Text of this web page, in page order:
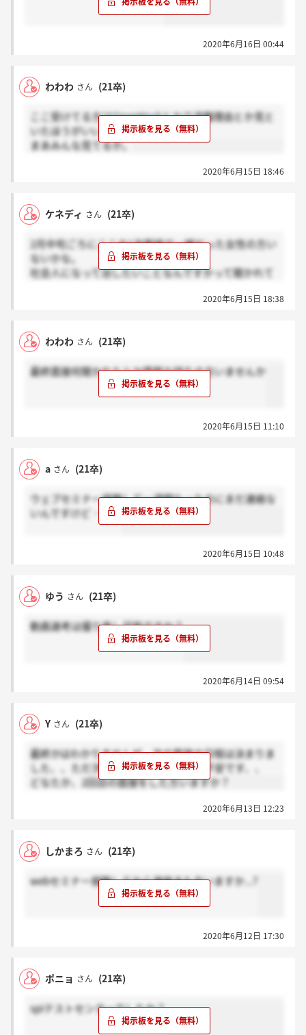
2020年6月16日 00:44
わわわ さん (21卒)
ここ受けてる方はOpenWorkとかで退職理由とか見と
いたほうがいいですよ。
まあみんな見てるか。
2020年6月15日 18:46
ケネディ さん (21卒)
2月中旬ごろにここの1次面接で一緒だった女性の方い
ないかな。
社会人になって治したいことなんですかって聞かれて
あの時は面接中にも関わらず笑わせてしまい申し訳な
2020年6月15日 18:38
わわわ さん (21卒)
最終面接何聞かれたとか情報お持ちの方いませんか
2020年6月15日 11:10
a さん (21卒)
ウェブセミナー視聴して一週間たったのにまだ連絡な
いんですけど・・・
2020年6月15日 10:48
ゆう さん (21卒)
動画選考は撮り直し可能ですか？
2020年6月14日 09:54
Y さん (21卒)
最終かはわかりませんが、次の面接の日程は決まりま
した、、ただ次が何次なのかが不明で不安です、、
どなたか、2回目の面接をした方いますか？
2020年6月13日 12:23
しかまろ さん (21卒)
webセミナー視聴してから連絡きた方いますか...?
2020年6月12日 17:30
ポニョ さん (21卒)
spiテストセンターでしたか？